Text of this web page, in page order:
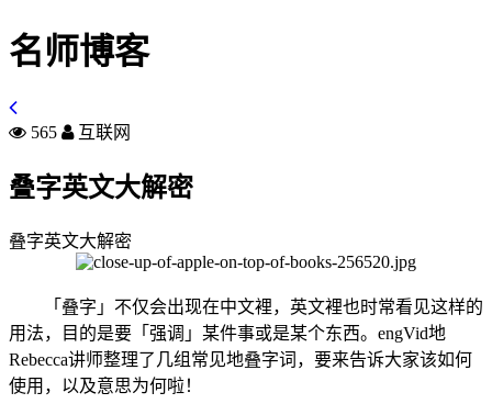
名师博客
565 互联网
叠字英文大解密
叠字英文大解密
「叠字」不仅会出现在中文裡，英文裡也时常看见这样的
用法，目的是要「强调」某件事或是某个东西。engVid地
Rebecca讲师整理了几组常见地叠字词，要来告诉大家该如何
使用，以及意思为何啦！